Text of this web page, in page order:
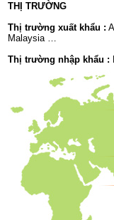
THỊ TRƯỜNG
Thị trường xuất khẩu :
Malaysia …
Thị trường nhập khẩu :